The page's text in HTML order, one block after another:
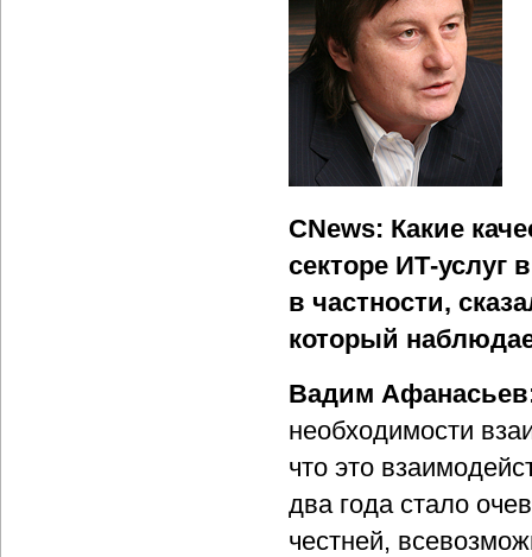
CNews: Какие
секторе ИТ-
в частности,
который
Вадим
необходимости
что это
два года стало
честней,